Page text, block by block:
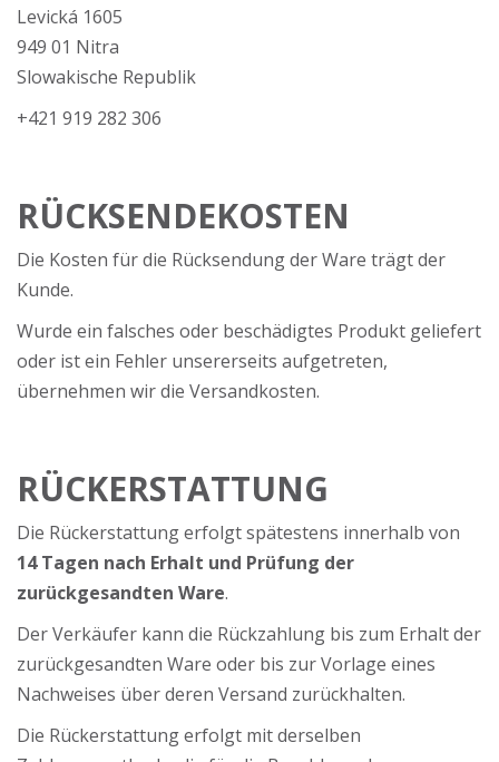
Levická 1605
949 01 Nitra
Slowakische Republik
+421 919 282 306
RÜCKSENDEKOSTEN
Die Kosten für die Rücksendung der Ware trägt der
Kunde.
Wurde ein falsches oder beschädigtes Produkt geliefert
oder ist ein Fehler unsererseits aufgetreten,
übernehmen wir die Versandkosten.
RÜCKERSTATTUNG
Die Rückerstattung erfolgt spätestens innerhalb von
14 Tagen nach Erhalt und Prüfung der
zurückgesandten Ware.
Der Verkäufer kann die Rückzahlung bis zum Erhalt der
zurückgesandten Ware oder bis zur Vorlage eines
Nachweises über deren Versand zurückhalten.
Die Rückerstattung erfolgt mit derselben